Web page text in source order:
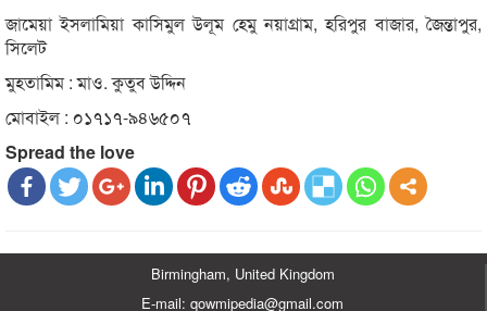
জামেয়া ইসলামিয়া কাসিমুল উলূম হেমু নয়াগ্রাম, হরিপুর বাজার, জৈন্তাপুর,
সিলেট
মুহতামিম : মাও. কুতুব উদ্দিন
মোবাইল : ০১৭১৭-৯৪৬৫০৭
Spread the love
Birmingham, United Kingdom
E-mail: qowmipedia@gmail.com